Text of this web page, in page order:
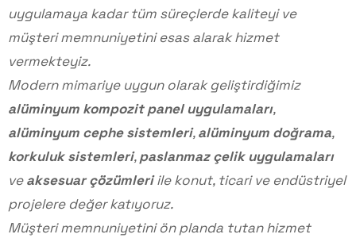
uygulamaya kadar tüm süreçlerde kaliteyi ve
müşteri memnuniyetini esas alarak hizmet
vermekteyiz.
Modern mimariye uygun olarak geliştirdiğimiz
alüminyum kompozit panel uygulamaları,
alüminyum cephe sistemleri,alüminyum doğrama,
korkuluk sistemleri,paslanmaz çelik uygulamaları
veaksesuar çözümleriile konut, ticari ve endüstriyel
projelere değer katıyoruz.
Müşteri memnuniyetini ön planda tutan hizmet